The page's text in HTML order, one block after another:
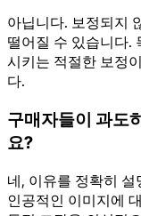
아닙니다. 보정되지
떨어질 수 있습니다.
시키는 적절한 보정
다.
구매자들이 과도
요?
네, 이유를 정확히
인공적인 이미지에